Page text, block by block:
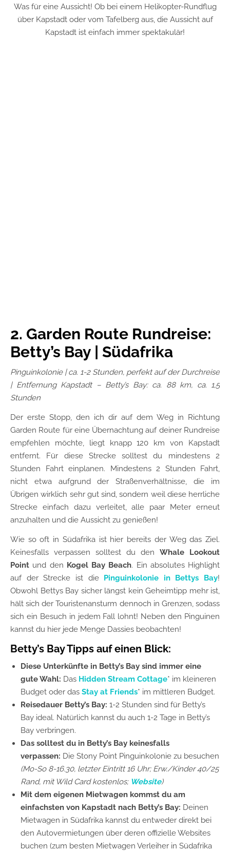
Was für eine Aussicht! Ob bei einem Helikopter-Rundflug
über Kapstadt oder vom Tafelberg aus, die Aussicht auf
Kapstadt ist einfach immer spektakulär!
2. Garden Route Rundreise:
Betty’s Bay | Südafrika
Pinguinkolonie| ca. 1-2 Stunden, perfekt auf der Durchreise
| Entfernung Kapstadt – Betty’s Bay: ca. 88 km, ca. 1,5
Stunden
Der erste Stopp, den ich dir auf dem Weg in Richtung
Garden Route für eine Übernachtung auf deiner Rundreise
empfehlen möchte, liegt knapp 120 km von Kapstadt
entfernt. Für diese Strecke solltest du mindestens 2
Stunden Fahrt einplanen. Mindestens 2 Stunden Fahrt,
nicht etwa aufgrund der Straßenverhältnisse, die im
Übrigen wirklich sehr gut sind, sondern weil diese herrliche
Strecke einfach dazu verleitet, alle paar Meter erneut
anzuhalten und die Aussicht zu genießen!
Wie so oft in Südafrika ist hier bereits der Weg das Ziel.
Keinesfalls verpassen solltest du den Whale Lookout
Point und den Kogel Bay Beach. Ein absolutes Highlight
auf der Strecke ist die Pinguinkolonie in Bettys Bay!
Obwohl Bettys Bay sicher längst kein Geheimtipp mehr ist,
hält sich der Touristenansturm dennoch in Grenzen, sodass
sich ein Besuch in jedem Fall lohnt! Neben den Pinguinen
kannst du hier jede Menge Dassies beobachten!
Betty’s Bay Tipps auf einen Blick:
Diese Unterkünfte in Betty’s Bay sind immer eine
gute Wahl: Das Hidden Stream Cottage* im kleineren
Budget oder das Stay at Friends* im mittleren Budget.
Reisedauer Betty’s Bay: 1-2 Stunden sind für Betty’s
Bay ideal. Natürlich kannst du auch 1-2 Tage in Betty’s
Bay verbringen.
Das solltest du in Betty’s Bay keinesfalls
verpassen: Die Stony Point Pinguinkolonie zu besuchen
(Mo-So 8-16.30, letzter Eintritt 16 Uhr; Erw./Kinder 40/25
Rand, mit Wild Card kostenlos; Website)
Mit dem eigenen Mietwagen kommst du am
einfachsten von Kapstadt nach Betty’s Bay: Deinen
Mietwagen in Südafrika kannst du entweder direkt bei
den Autovermietungen über deren offizielle Websites
buchen (zum besten Mietwagen Verleiher in Südafrika